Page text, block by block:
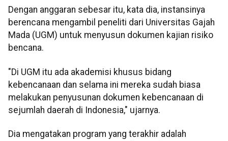
Dengan anggaran sebesar itu, kata dia, instansinya
berencana mengambil peneliti dari Universitas Gajah
Mada (UGM) untuk menyusun dokumen kajian risiko
bencana.
"Di UGM itu ada akademisi khusus bidang
kebencanaan dan selama ini mereka sudah biasa
melakukan penyusunan dokumen kebencanaan di
sejumlah daerah di Indonesia," ujarnya.
Dia mengatakan program yang terakhir adalah